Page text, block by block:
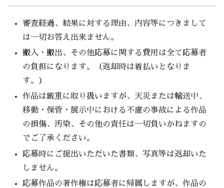
審査経過、結果に対する理由、内容等につきまして
は一切お答え出来ません。
搬入・搬出、その他応募に関する費用は全て応募者
の負担になります。（返却時は着払いとなりま
す。）
作品は厳重に取り扱いますが、天災または輸送中、
移動・保管・展示中における不慮の事故による作品
の損傷、汚染、その他の責任は一切負いかねますの
でご了承ください。
応募時にご提出いただいた書類、写真等は返却いた
しません。
応募作品の著作権は応募者に帰属しますが、作品の